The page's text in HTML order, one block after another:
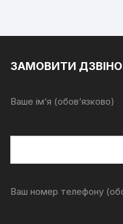
ЗАМОВИТИ
Ваше ім‘я (обов‘язково)
Ваш номер телефону